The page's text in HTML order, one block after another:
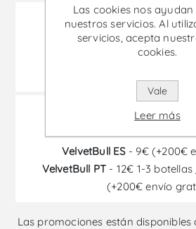
Transporte 100%
VelvetBull ES- 9€ (+200€
VelvetBull PT - 12€ 1-3
(+200€ envío
Las promociones están
Las cookies nos
nuestros servicios. Al
servicios, acepta
cookies.
Vale
Leer más